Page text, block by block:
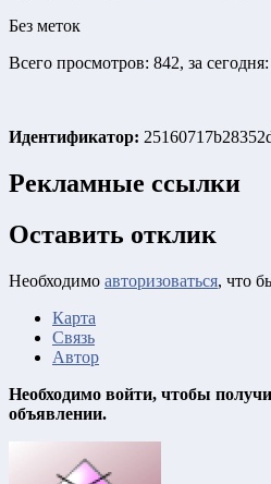
Без меток
Всего просмотров: 842, за сегодня:
Идентификатор:
Рекламные ссылки
Оставить отклик
Необходимо авторизоваться, что
Карта
Связь
Автор
Необходимо войти, чтобы
объявлении.